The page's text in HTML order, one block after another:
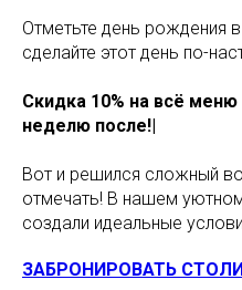
Отметьте день рождения
сделайте этот день по-
Скидка 10% на всё
неделю после!|
Вот и решился сложный
отмечать! В нашем
создали идеальные
ЗАБРОНИРОВАТЬ